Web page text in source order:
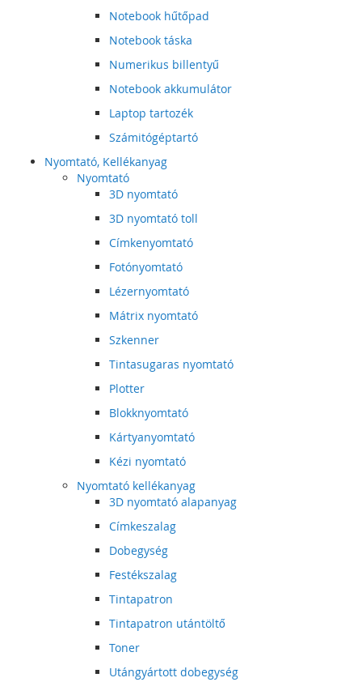
Notebook hűtőpad
Notebook táska
Numerikus billentyű
Notebook akkumulátor
Laptop tartozék
Számitógéptartó
Nyomtató, Kellékanyag
Nyomtató
3D nyomtató
3D nyomtató toll
Címkenyomtató
Fotónyomtató
Lézernyomtató
Mátrix nyomtató
Szkenner
Tintasugaras nyomtató
Plotter
Blokknyomtató
Kártyanyomtató
Kézi nyomtató
Nyomtató kellékanyag
3D nyomtató alapanyag
Címkeszalag
Dobegység
Festékszalag
Tintapatron
Tintapatron utántöltő
Toner
Utángyártott dobegység